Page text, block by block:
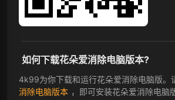
如何下载花朵爱消除电脑版本?
4k99为你下载和运行花朵爱消除电脑版。
消除电脑版本 ，即可安装花朵爱消除电脑